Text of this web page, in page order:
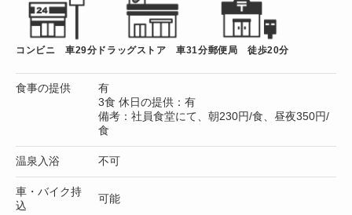
コンビニ 車29分 ドラッグストア 車31分郵便局 徒歩20分
食事の提供
有
3食 休日の提供：有
備考：社員食堂にて、朝230円/食、昼夜350円/
食
温泉入浴 不可
車・バイク持
込
可能